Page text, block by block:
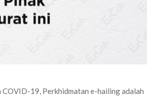
19, Perkhidmatan e-hailing adalah